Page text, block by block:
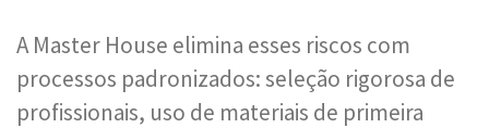
A Master House elimina esses riscos com
processos padronizados: seleção rigorosa de
profissionais, uso de materiais de primeira